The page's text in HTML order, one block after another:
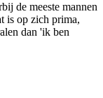
de meeste mannen
is op zich prima,
dan 'ik ben